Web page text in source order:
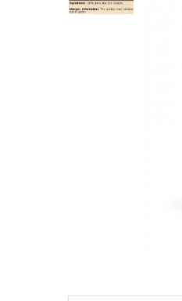
Pure Nutrition USA